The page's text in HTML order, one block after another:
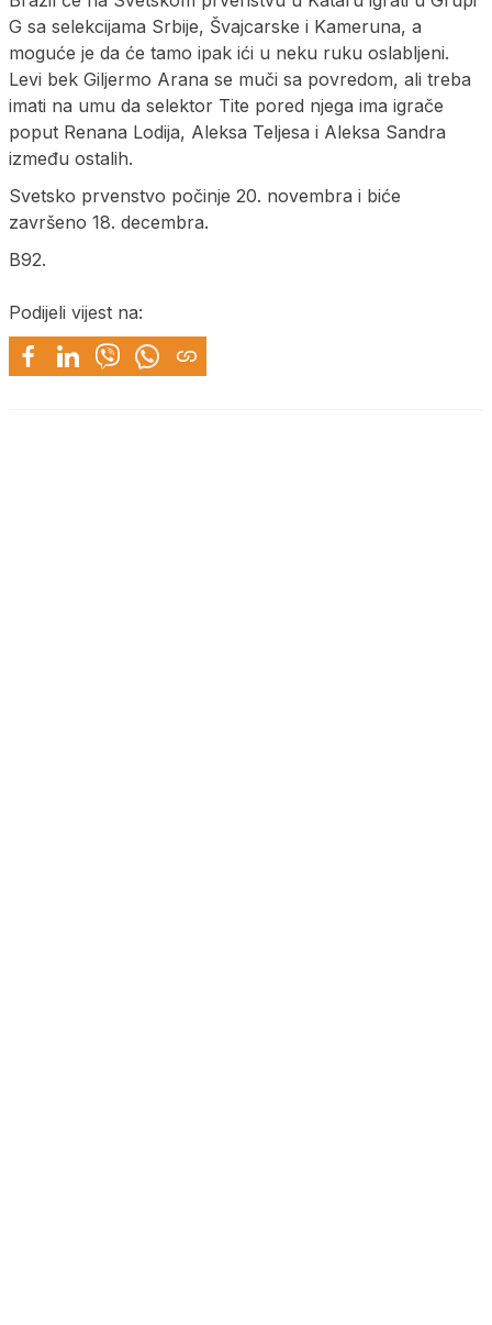
G sa selekcijama Srbije, Švajcarske i Kameruna, a
moguće je da će tamo ipak ići u neku ruku oslabljeni.
Levi bek Giljermo Arana se muči sa povredom, ali treba
imati na umu da selektor Tite pored njega ima igrače
poput Renana Lodija, Aleksa Teljesa i Aleksa Sandra
između ostalih.
Svetsko prvenstvo počinje 20. novembra i biće
završeno 18. decembra.
B92.
Podijeli vijest na: